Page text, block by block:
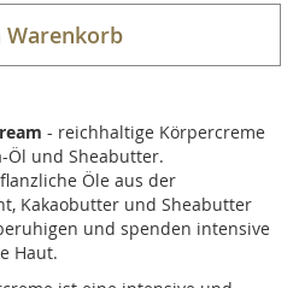
Warenkorb
- reichhaltige Körpercreme
Öl und Sheabutter.
Öle aus der
Kakaobutter und Sheabutter
und spenden intensive
Haut.